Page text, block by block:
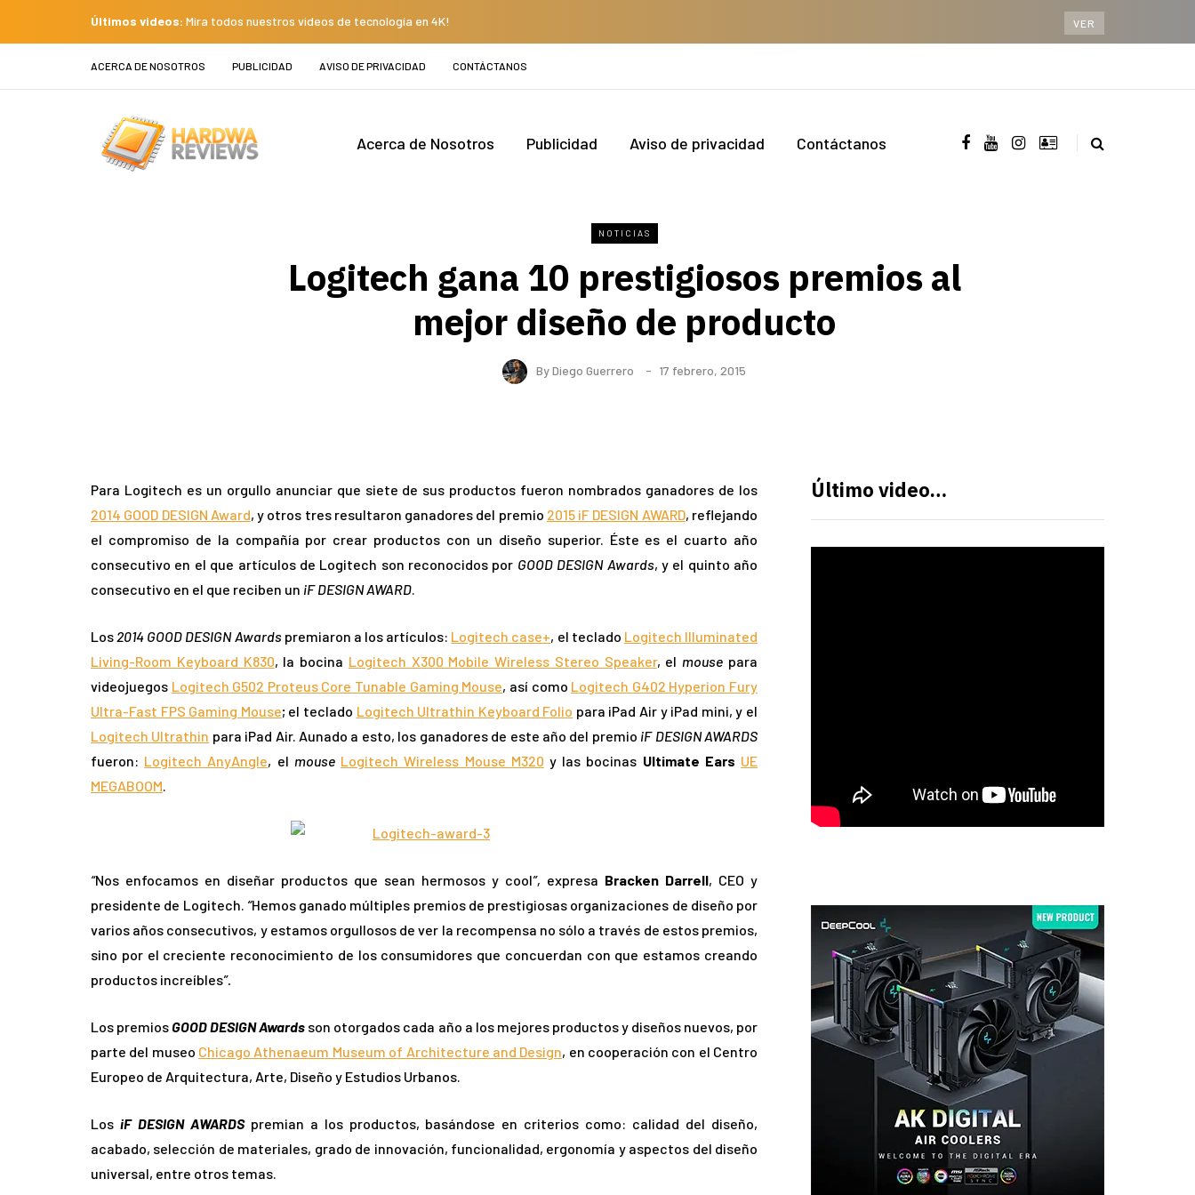
Últimos videos: Mira todos nuestros videos de tecnología en 4K! VER
ACERCA DE NOSOTROS PUBLICIDAD AVISO DE PRIVACIDAD CONTÁCTANOS
Acerca de Nosotros Publicidad Aviso de privacidad Contáctanos
NOTICIAS
Logitech gana 10 prestigiosos premios al
mejor diseño de producto
ByDiego Guerrero 17 febrero, 2015
Para Logitech es un orgullo anunciar que siete de sus productos fueron nombrados ganadores de los
2014 GOOD DESIGN Award, y otros tres resultaron ganadores del premio 2015 iF DESIGN AWARD, reflejando
el compromiso de la compañía por crear productos con un diseño superior. Éste es el cuarto año
consecutivo en el que artículos de Logitech son reconocidos por GOOD DESIGN Awards, y el quinto año
consecutivo en el que reciben un iF DESIGN AWARD.
Los2014 GOOD DESIGN Awardspremiaron a los artículos: Logitech case+, el teclado Logitech Illuminated
Living-Room Keyboard K830, la bocina Logitech X300 Mobile Wireless Stereo Speaker, el mouse para
videojuegos Logitech G502 Proteus Core Tunable Gaming Mouse, así como Logitech G402 Hyperion Fury
Ultra-Fast FPS Gaming Mouse; el teclado Logitech Ultrathin Keyboard Folio para iPad Air y iPad mini, y el
Logitech Ultrathin para iPad Air. Aunado a esto, los ganadores de este año del premio iF DESIGN AWARDS
fueron: Logitech AnyAngle, el mouse Logitech Wireless Mouse M320 y las bocinas Ultimate Ears UE
MEGABOOM.
“Nos enfocamos en diseñar productos que sean hermosos y cool”, expresa Bracken Darrell, CEO y
presidente de Logitech. “Hemos ganado múltiples premios de prestigiosas organizaciones de diseño por
varios años consecutivos, y estamos orgullosos de ver la recompensa no sólo a través de estos premios,
sino por el creciente reconocimiento de los consumidores que concuerdan con que estamos creando
productos increíbles”.
Los premiosGOOD DESIGN Awards son otorgados cada año a los mejores productos y diseños nuevos, por
parte del museo Chicago Athenaeum Museum of Architecture and Design, en cooperación con el Centro
Europeo de Arquitectura, Arte, Diseño y Estudios Urbanos.
Los iF DESIGN AWARDSpremian a los productos, basándose en criterios como: calidad del diseño,
acabado, selección de materiales, grado de innovación, funcionalidad, ergonomía y aspectos del diseño
universal, entre otros temas.
Último video…